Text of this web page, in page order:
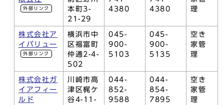
外部リンク
本町3-
21-29
4380
4380
理
株式会社ア
イバリュー
外部リンク
横浜市中
区福富町
仲通2-4-
502
045-
900-
5103
045-
900-
5135
空き
家管
理
株式会社ガ
イアフィー
ルド
川崎市高
津区梶ケ
谷4-11-
044-
852-
9588
044-
854-
7895
空き
家管
理